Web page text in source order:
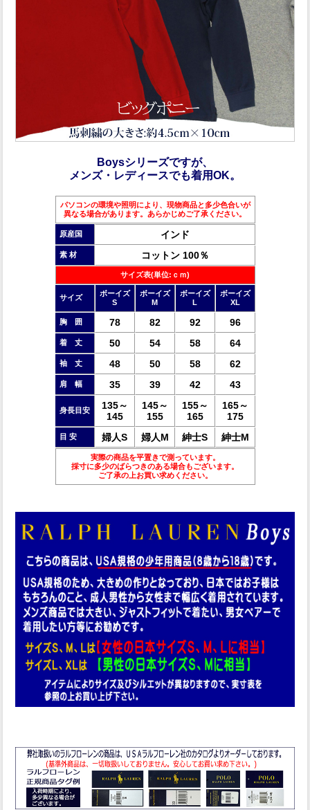
Boysシリーズですが、
メンズ・レディースでも着用OK。
パソコンの環境や照明により、現物商品と多少色合いが
異なる場合があります。あらかじめご了承ください。
原産国 インド
素 材 コットン 100％
サイズ表(単位:ｃｍ)
サイズ
ボーイズ
S
ボーイズ
M
ボーイズ
L
ボーイズ
XL
胸 囲 78 82 92 96
着 丈 50 54 58 64
袖 丈 48 50 58 62
肩 幅 35 39 42 43
身長目安
135～
145
145～
155
155～
165
165～
175
目 安 婦人S 婦人M 紳士S 紳士M
実際の商品を平置きで測っています。
採寸に多少のばらつきのある場合もございます。
ご了承の上お買い求めください。